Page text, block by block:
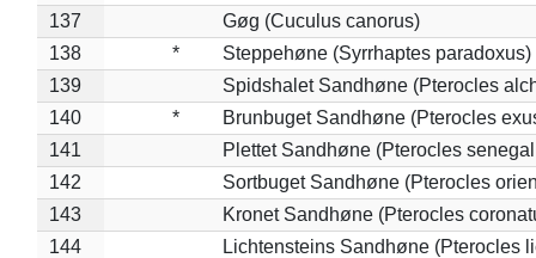
137
Gøg (Cuculus canorus)
138
*
Steppehøne (Syrrhaptes paradoxus)
139
Spidshalet Sandhøne (Pterocles
140
*
Brunbuget Sandhøne (Pterocles
141
Plettet Sandhøne (Pterocles
142
Sortbuget Sandhøne (Pterocles
143
Kronet Sandhøne (Pterocles
144
Lichtensteins Sandhøne (Pterocles